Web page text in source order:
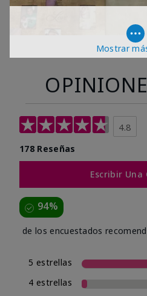
Mostrar
4.8
178 Reseñas
Escribir Una
94%
de los encuestados
5 estrellas
4 estrellas